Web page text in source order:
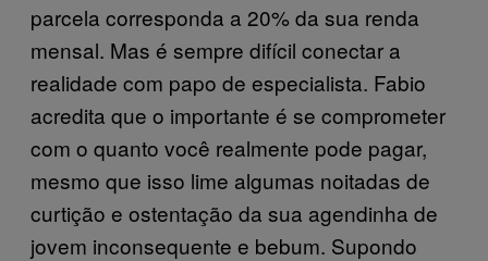
parcela corresponda a 20% da sua renda
mensal. Mas é sempre difícil conectar a
realidade com papo de especialista. Fabio
acredita que o importante é se comprometer
com o quanto você realmente pode pagar,
mesmo que isso lime algumas noitadas de
curtição e ostentação da sua agendinha de
jovem inconsequente e bebum. Supondo